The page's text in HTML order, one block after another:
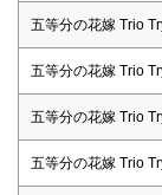
五等分の花嫁 Trio
五等分の花嫁 Trio
五等分の花嫁 Trio
五等分の花嫁 Trio